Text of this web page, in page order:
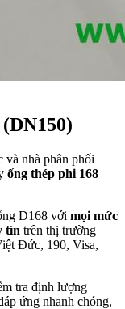
và nhà phân phối
ống thép phi 168
D168 với mọi mức
tín trên thị trường
Đức, 190, Visa,
tra định lượng
ứng nhanh chóng,